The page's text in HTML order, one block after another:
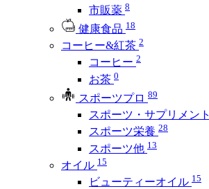
市販薬 8
健康食品 18
コーヒー&紅茶 2
コーヒー 2
お茶 0
スポーツプロ 89
スポーツ・サプリメント
スポーツ栄養 28
スポーツ他 13
オイル 15
ビューティーオイル 15